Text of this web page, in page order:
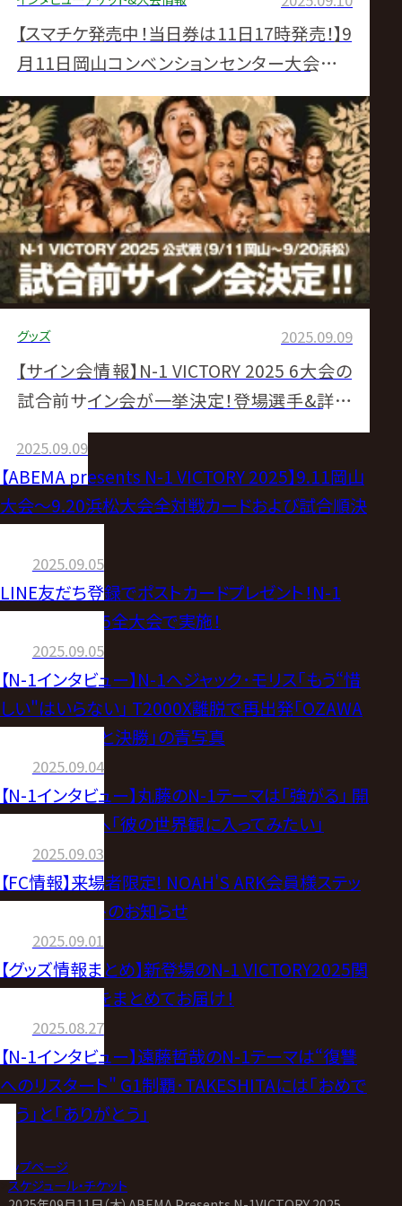
【スマチケ発売中！当日券は11日17時発売！】9
月11日岡山コンベンションセンター大会チケ
ット直前情報
グッズ 2025.09.09
【サイン会情報】N-1 VICTORY 2025 6大会の
試合前サイン会が一挙決定！登場選手&詳細
2025.09.09
【ABEMA presents N-1 VICTORY 2025】9.11岡山
大会～9.20浜松大会全対戦カードおよび試合順決
2025.09.05
LINE友だち登録でポストカードプレゼント！N-1
VICTORY 2025全大会で実施！
2025.09.05
【N-1インタビュー】N-1へジャック･モリス｢もう“惜
しい"はいらない｣ T2000X離脱で再出発｢OZAWA
倒してKENTAと決勝｣の青写真
2025.09.04
【N-1インタビュー】丸藤のN-1テーマは｢強がる｣ 開
幕OZAWA戦へ｢彼の世界観に入ってみたい｣
2025.09.03
【FC情報】来場者限定! NOAH'S ARK会員様ステッ
カープレゼントのお知らせ
2025.09.01
【グッズ情報まとめ】新登場のN-1 VICTORY2025関
連グッズ情報をまとめてお届け！
2025.08.27
【N-1インタビュー】遠藤哲哉のN-1テーマは“復讐
へのリスタート" G1制覇･TAKESHITAには｢おめで
とう｣と｢ありがとう｣
トップページ
>スケジュール・チケット